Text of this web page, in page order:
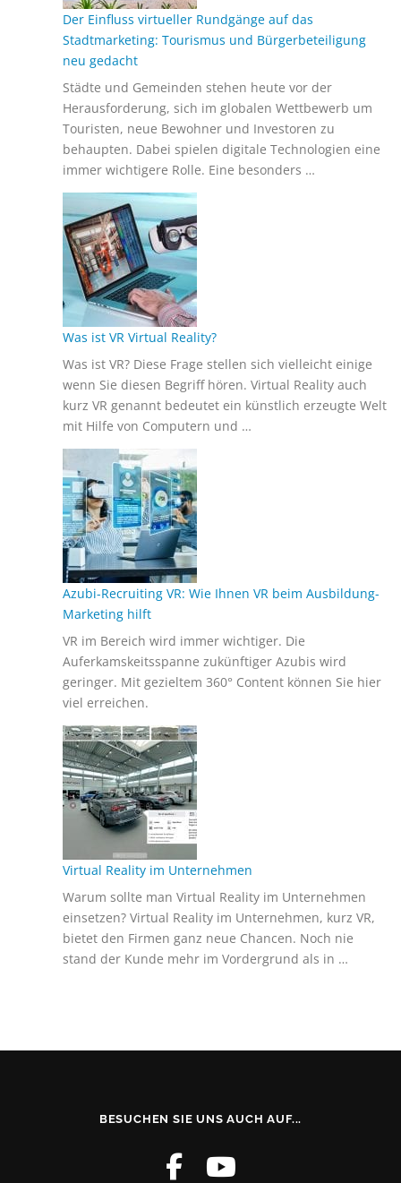
Der Einfluss virtueller Rundgänge auf das
Stadtmarketing: Tourismus und Bürgerbeteiligung
neu gedacht
Städte und Gemeinden stehen heute vor der
Herausforderung, sich im globalen Wettbewerb um
Touristen, neue Bewohner und Investoren zu
behaupten. Dabei spielen digitale Technologien eine
immer wichtigere Rolle. Eine besonders …
Was ist VR Virtual Reality?
Was ist VR? Diese Frage stellen sich vielleicht einige
wenn Sie diesen Begriff hören. Virtual Reality auch
kurz VR genannt bedeutet ein künstlich erzeugte Welt
mit Hilfe von Computern und …
Azubi-Recruiting VR: Wie Ihnen VR beim Ausbildung-
Marketing hilft
VR im Bereich wird immer wichtiger. Die
Auferkamskeitsspanne zukünftiger Azubis wird
geringer. Mit gezieltem 360° Content können Sie hier
viel erreichen.
Virtual Reality im Unternehmen
Warum sollte man Virtual Reality im Unternehmen
einsetzen? Virtual Reality im Unternehmen, kurz VR,
bietet den Firmen ganz neue Chancen. Noch nie
stand der Kunde mehr im Vordergrund als in …
BESUCHEN SIE UNS AUCH AUF...